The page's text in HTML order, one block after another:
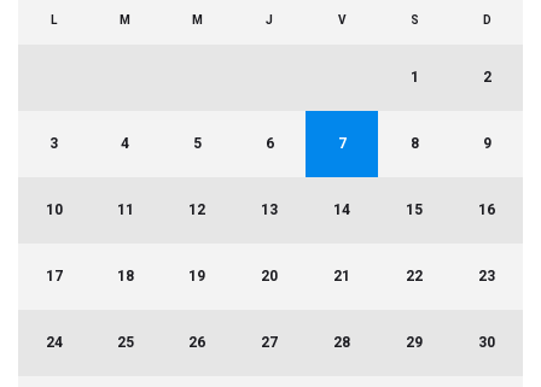
L M M J V S D
1 2
3 4 5 6 7 8 9
10 11 12 13 14 15 16
17 18 19 20 21 22 23
24 25 26 27 28 29 30